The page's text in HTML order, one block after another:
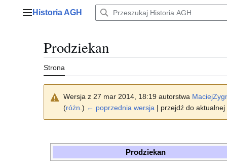
Menu główne
Historia AGH
Prodziekan
Strona
Wersja z 27 mar 2014, 18:19 autorstwa
(różn. ) ← poprzednia wersja | przejdź do
Prodziekan